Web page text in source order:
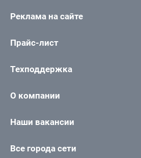
Реклама на сайте
Прайс-лист
Техподдержка
О компании
Наши вакансии
Все города сети